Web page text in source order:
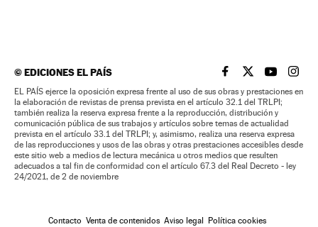
©EDICIONES EL PAÍS EL PAÍS BRASIL EN
EL PAÍSEL PAÍS
EL
EL PAÍS ejerce la oposición expresa frente al uso de sus obras y prestaciones en
la elaboración de revistas de prensa prevista en el artículo 32.1 del TRLPI;
también realiza la reserva expresa frente a la reproducción, distribución y
comunicación pública de sus trabajos y artículos sobre temas de actualidad
prevista en el artículo 33.1 del TRLPI; y, asimismo, realiza una reserva expresa
de las reproducciones y usos de las obras y otras prestaciones accesibles desde
este sitio web a medios de lectura mecánica u otros medios que resulten
adecuados a tal fin de conformidad con el artículo 67.3 del Real Decreto - ley
24/2021, de 2 de noviembre
Contacto Venta de contenidos Aviso legal
Política cookies